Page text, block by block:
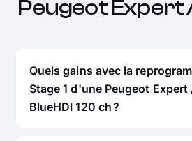
Peugeot Expert
Quels gains avec la
Stage 1 d'une Peugeot
BlueHDI 120 ch ?